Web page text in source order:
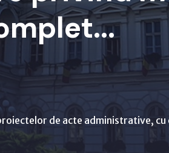
de acte administrative,